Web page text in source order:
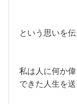
という思いを伝
私は人に何か
できた人生を